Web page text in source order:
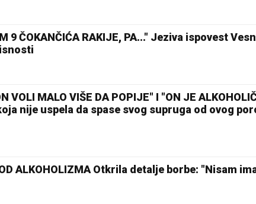
9 ČOKANČIĆA RAKIJE, PA..." Jeziva ispovest
VOLI MALO VIŠE DA POPIJE" I "ON JE
nije uspela da spase svog supruga od ovog
OD ALKOHOLIZMA Otkrila detalje borbe: "Nisam
25 °C